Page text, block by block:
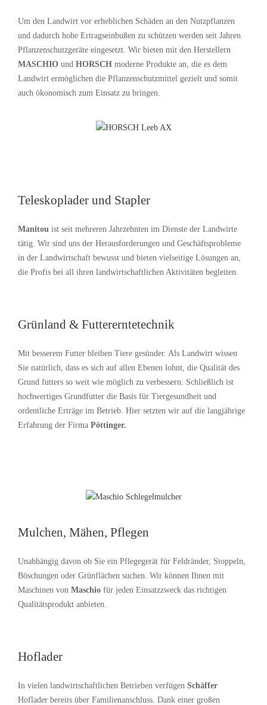
Um den Landwirt vor erheblichen Schäden an den Nutzpflanzen
und dadurch hohe Ertragseinbußen zu schützen werden seit Jahren
Pflanzenschutzgeräte eingesetzt. Wir bieten mit den Herstellern
MASCHIO und HORSCH moderne Produkte an, die es dem
Landwirt ermöglichen die Pflanzenschutzmittel gezielt und somit
auch ökonomisch zum Einsatz zu bringen.
Teleskoplader und Stapler
Manitou ist seit mehreren Jahrzehnten im Dienste der Landwirte
tätig. Wir sind uns der Herausforderungen und Geschäftsprobleme
in der Landwirtschaft bewusst und bieten vielseitige Lösungen an,
die Profis bei all ihren landwirtschaftlichen Aktivitäten begleiten.
Grünland & Futtererntetechnik
Mit besserem Futter bleiben Tiere gesünder. Als Landwirt wissen
Sie natürlich, dass es sich auf allen Ebenen lohnt, die Qualität des
Grund futters so weit wie möglich zu verbessern. Schließlich ist
hochwertiges Grundfutter die Basis für Tiergesundheit und
ordentliche Erträge im Betrieb. Hier setzten wir auf die langjährige
Erfahrung der Firma Pöttinger.
Mulchen, Mähen, Pflegen
Unabhängig davon ob Sie ein Pflegegerät für Feldränder, Stoppeln,
Böschungen oder Grünflächen suchen. Wir können Ihnen mit
Maschinen von Maschio für jeden Einsatzzweck das richtigen
Qualitätsprodukt anbieten.
Hoflader
In vielen landwirtschaftlichen Betrieben verfügen Schäffer
Hoflader bereits über Familienanschluss. Dank einer großen